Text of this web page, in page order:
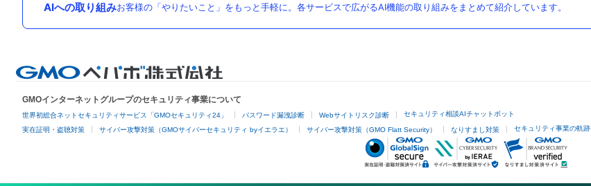
AIへの取り組みお客様の「やりたいこと」をもっと手軽に。各サービスで広がるAI機能の取り組みをまとめて紹介しています。
GMOインターネットグループのセキュリティ事業について
世界初総合ネットセキュリティサービス「GMOセキュリティ24」 パスワード漏洩診断 Webサイトリスク診断 セキュリティ相談AIチャットボット
実在証明・盗聴対策 サイバー攻撃対策（GMOサイバーセキュリティ byイエラエ） サイバー攻撃対策（GMO Flatt Security） なりすまし対策 セキュリティ事業の軌跡